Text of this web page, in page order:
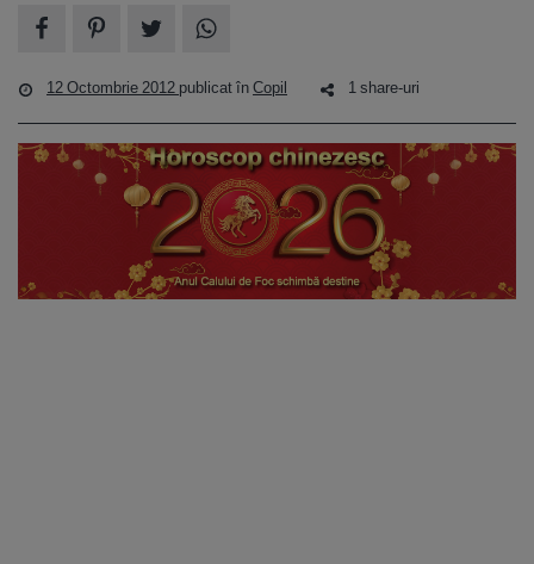
12 Octombrie 2012 publicat înCopil 1 share-uri